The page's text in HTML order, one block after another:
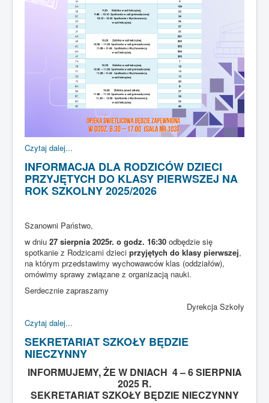
Czytaj dalej...
INFORMACJA DLA RODZICÓW DZIECI
PRZYJĘTYCH DO KLASY PIERWSZEJ NA
ROK SZKOLNY 2025/2026
Szanowni Państwo,
w dniu 27 sierpnia 2025r. o godz. 16:30 odbędzie się
spotkanie z Rodzicami dzieci przyjętych do klasy pierwszej,
na którym przedstawimy wychowawców klas (oddziałów),
omówimy sprawy związane z organizacją nauki.
Serdecznie zapraszamy
Dyrekcja Szkoły
Czytaj dalej...
SEKRETARIAT SZKOŁY BĘDZIE
NIECZYNNY
INFORMUJEMY, ŻE W DNIACH 4 – 6 SIERPNIA
2025 R.
SEKRETARIAT SZKOŁY BĘDZIE NIECZYNNY